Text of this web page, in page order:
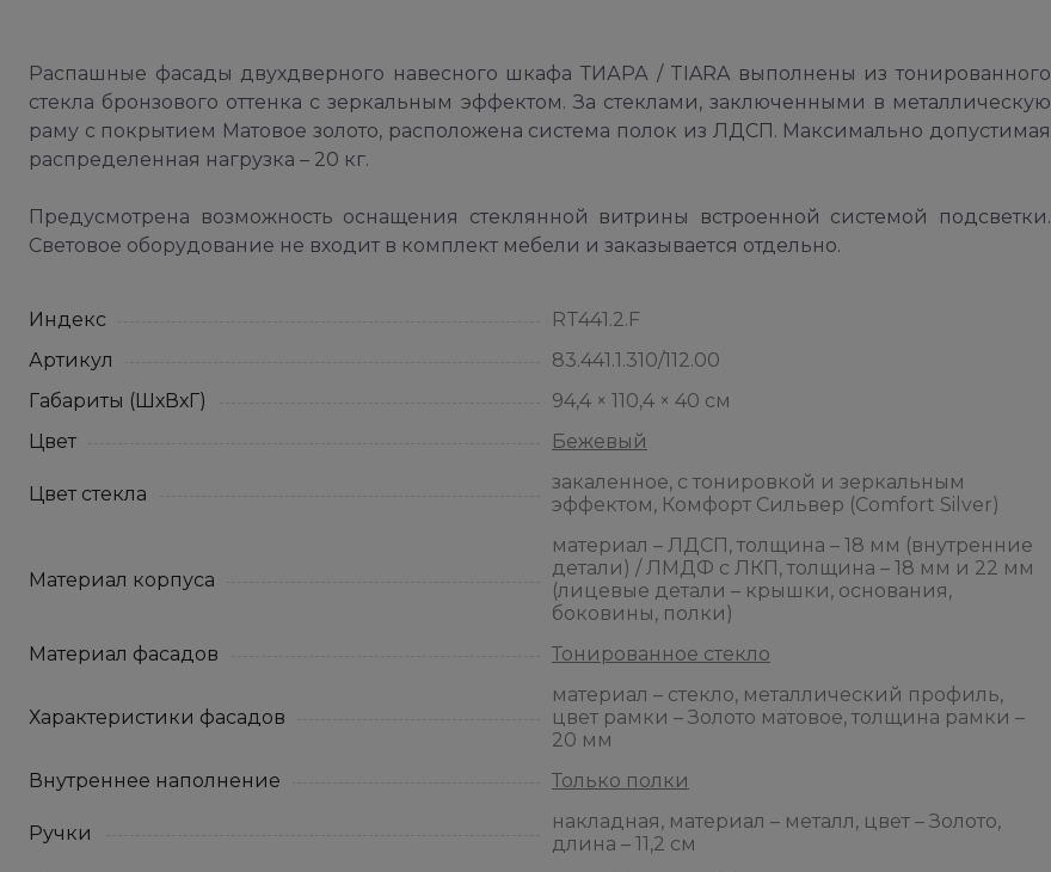
Распашные фасады двухдверного навесного шкафа ТИАРА / TIARA выполнены из тонированного
стекла бронзового оттенка с зеркальным эффектом. За стеклами, заключенными в металлическую
раму с покрытием Матовое золото, расположена система полок из ЛДСП. Максимально допустимая
распределенная нагрузка – 20 кг.
Предусмотрена возможность оснащения стеклянной витрины встроенной системой подсветки.
Световое оборудование не входит в комплект мебели и заказывается отдельно.
Индекс
RT441.2.F
Артикул
83.441.1.310/112.00
Габариты (ШхВхГ)
94,4 × 110,4 × 40 см
Цвет
Бежевый
Цвет стекла
закаленное, с тонировкой и зеркальным
эффектом, Комфорт Сильвер (Comfort Silver)
Материал корпуса
материал – ЛДСП, толщина – 18 мм (внутренние
детали) / ЛМДФ с ЛКП, толщина – 18 мм и 22 мм
(лицевые детали – крышки, основания,
боковины, полки)
Материал фасадов
Тонированное стекло
Характеристики фасадов
материал – стекло, металлический профиль,
цвет рамки – Золото матовое, толщина рамки –
20 мм
Внутреннее наполнение
Только полки
Ручки
накладная, материал – металл, цвет – Золото,
длина – 11,2 см